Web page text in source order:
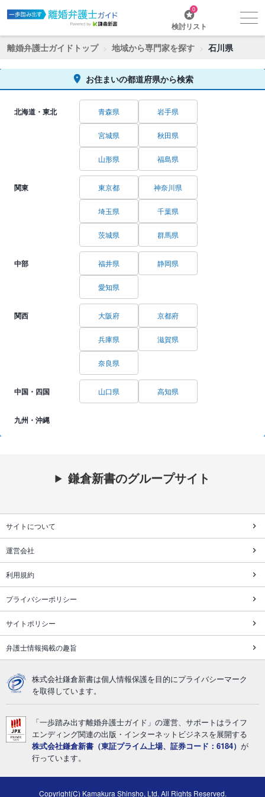
0
検討リスト
離婚弁護士ガイドトップ 地域から専門家を探す 石川県
お住まいの都道府県から検索
北海道・東北 青森県 岩手県
宮城県 秋田県
山形県 福島県
関東 東京都 神奈川県
埼玉県 千葉県
茨城県 群馬県
中部 福井県 静岡県
愛知県
関西 大阪府 京都府
兵庫県 滋賀県
奈良県
中国・四国 山口県 高知県
九州・沖縄
鎌倉新書のグループサイト
サイトについて
運営会社
利用規約
プライバシーポリシー
サイトポリシー
弁護士情報掲載の趣旨
株式会社鎌倉新書は個人情報保護を目的にプライバシーマーク
を取得しています。
「一歩踏み出す離婚弁護士ガイド」の運営、サポートはライフ
エンディング関連の出版・インターネットビジネスを展開する
株式会社鎌倉新書（東証プライム上場、証券コード：6184） が
行っています。
Copyright(C) Kamakura Shinsho, Ltd. All Rights Reserved.